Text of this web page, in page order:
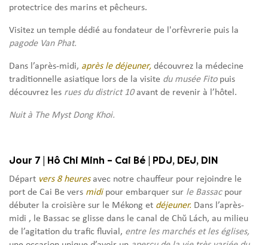
protectrice des marins et pêcheurs.
Visitez un temple dédié au fondateur de l'orfèvrerie puis la
pagode Van Phat.
Dans l’après-midi, après le déjeuner, découvrez la médecine
traditionnelle asiatique lors de la visite du musée Fitopuis
découvrez les rues du district 10avant de revenir à l’hôtel.
Nuit à The Myst Dong Khoi.
Jour 7 | Hô Chi Minh – Cai Bé | PDJ, DEJ, DIN
Départ vers 8 heures avec notre chauffeur pour rejoindre le
port de Cai Be vers midi pour embarquer sur le Bassac pour
débuter la croisière sur le Mékong et déjeuner. Dans l’après-
midi , le Bassac se glisse dans le canal de Chŭ Lách, au milieu
de l’agitation du trafic fluvial, entre les marchés et les églises,